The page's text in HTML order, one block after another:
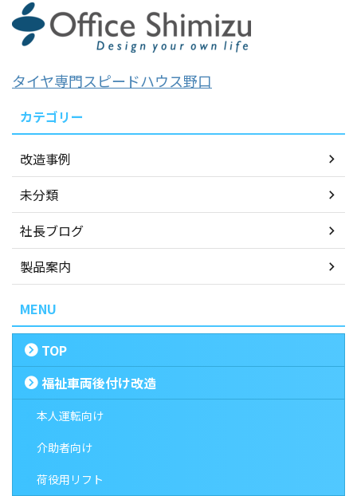
タイヤ専門スピードハウス野口
カテゴリー
改造事例
未分類
社長ブログ
製品案内
MENU
TOP
福祉車両後付け改造
本人運転向け
介助者向け
荷役用リフト